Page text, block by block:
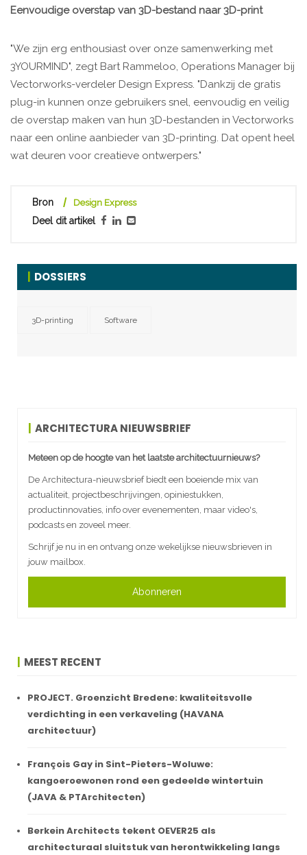
Eenvoudige overstap van 3D-bestand naar 3D-print
​"We zijn erg enthousiast over onze samenwerking met
3YOURMIND", zegt Bart Rammeloo, Operations Manager bij
Vectorworks-verdeler Design Express. "Dankzij de gratis
plug-in kunnen onze gebruikers snel, eenvoudig en veilig
de overstap maken van hun 3D-bestanden in Vectorworks
naar een online aanbieder van 3D-printing. Dat opent heel
wat deuren voor creatieve ontwerpers."
Bron Design Express
Deel dit artikel
DOSSIERS
3D-printing Software
ARCHITECTURA NIEUWSBRIEF
Meteen op de hoogte van het laatste architectuurnieuws?
De Architectura-nieuwsbrief biedt een boeiende mix van
actualiteit, projectbeschrijvingen, opiniestukken,
productinnovaties, info over evenementen, maar video's,
podcasts en zoveel meer.
Schrijf je nu in en ontvang onze wekelijkse nieuwsbrieven in
jouw mailbox.
Abonneren
MEEST RECENT
PROJECT. Groenzicht Bredene: kwaliteitsvolle
verdichting in een verkaveling (HAVANA
architectuur)
François Gay in Sint-Pieters-Woluwe:
kangoeroewonen rond een gedeelde wintertuin
(JAVA & PTArchitecten)
Berkein Architects tekent OEVER25 als
architecturaal sluitstuk van herontwikkeling langs